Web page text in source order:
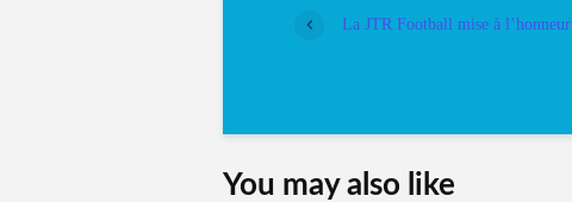
La JTR Football mise à l’honneur
You may also like